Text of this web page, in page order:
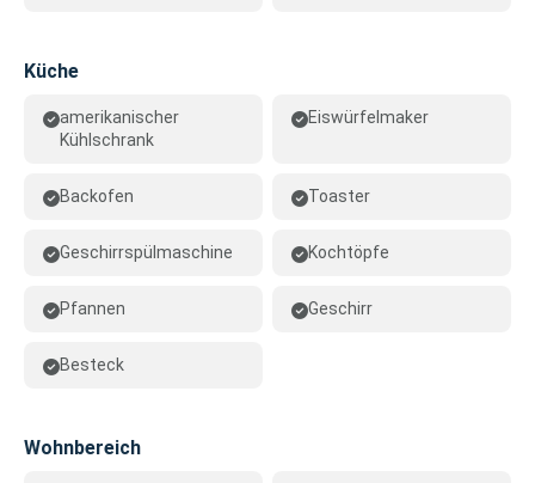
Küche
amerikanischer
Kühlschrank
Eiswürfelmaker
Backofen Toaster
Geschirrspülmaschine Kochtöpfe
Pfannen Geschirr
Besteck
Wohnbereich